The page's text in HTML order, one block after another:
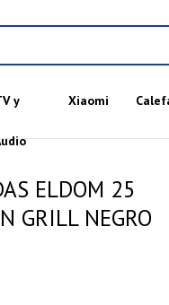
y Xiaomi
ELDOM 25
GRILL NEGRO